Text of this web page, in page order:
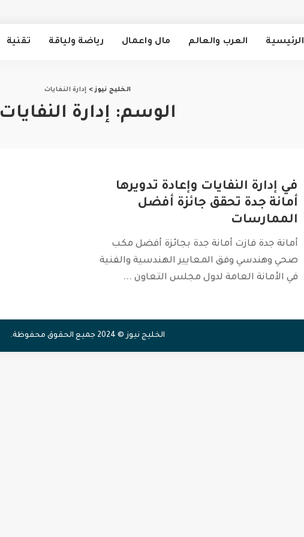
الرئيسية العرب والعالم مال واعمال رياضة ولياقة تقنية
الخليج نيوز> إدارة النفايات
الوسم: إدارة النفايات
في إدارة النفايات وإعادة تدويرها
أمانة جدة تحقق جائزة أفضل
الممارسات
أمانة جدة فازت أمانة جدة بجائزة أفضل مكب
صحي وهندسي وفق المعايير الهندسية والفنية
في الأمانة العامة لدول مجلس التعاون ...
الخليج نيوز © 2024 جميع الحقوق محفوظة.